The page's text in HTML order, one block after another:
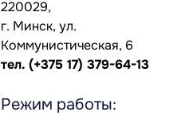
220029,
г. Минск, ул.
Коммунистическая, 6
тел. (+375 17) 379-64-13
Режим работы: